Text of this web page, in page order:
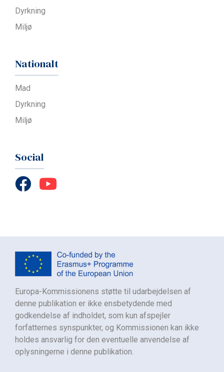
Dyrkning
Miljø
Nationalt
Mad
Dyrkning
Miljø
Social
Europa-Kommissionens støtte til udarbejdelsen af
denne publikation er ikke ensbetydende med
godkendelse af indholdet, som kun afspejler
forfatternes synspunkter, og Kommissionen kan ikke
holdes ansvarlig for den eventuelle anvendelse af
oplysningerne i denne publikation.